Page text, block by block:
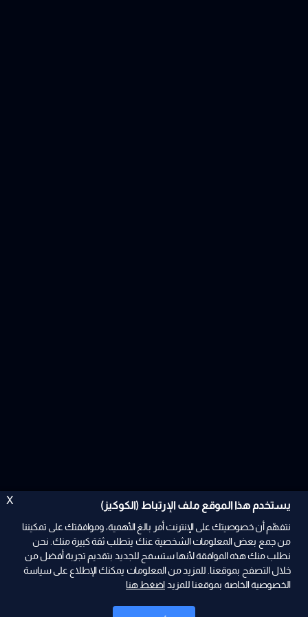
X يستخدم هذا الموقع ملف الإرتباط (الكوكيز)
نتفهّم أن خصوصيتك على الإنترنت أمر بالغ الأهمية، وموافقتك على تمكيننا
من جمع بعض المعلومات الشخصية عنك يتطلب ثقة كبيرة منك. نحن
نطلب منك هذه الموافقة لأنها ستسمح للجديد بتقديم تجربة أفضل من
خلال التصفح بموقعنا. للمزيد من المعلومات يمكنك الإطلاع على سياسة
الخصوصية الخاصة بموقعنا للمزيد اضغط هنا
ad